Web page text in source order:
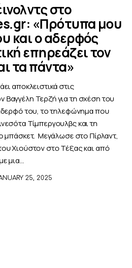
TEAM
στο
«Πρότυπα μου
και ο αδερφός
επηρεάζει τον
τα πάντα»
αποκλειστικά στις
Τερζή για τη σχέση του
του, το τηλεφώνημα που
Τίμπεργουλβς και τη
μπάσκετ. Μεγάλωσε στο Πίρλαντ,
Χιούστον στο Τέξας και από
μια…
25, 2025